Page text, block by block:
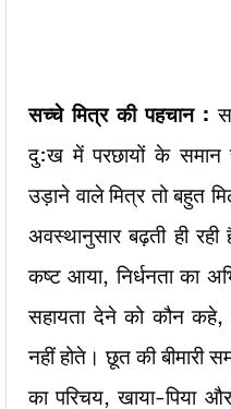
सच्चे मित्र की पहचान :
दु:ख में परछायों के
उड़ाने वाले मित्र तो बहुत
अवस्थानुसार बढ़ती ही
कष्ट आया, निर्धनता का
सहायता देने को कौन कहे,
नहीं होते। छूत की बीमारी
का परिचय, खाया-पिया